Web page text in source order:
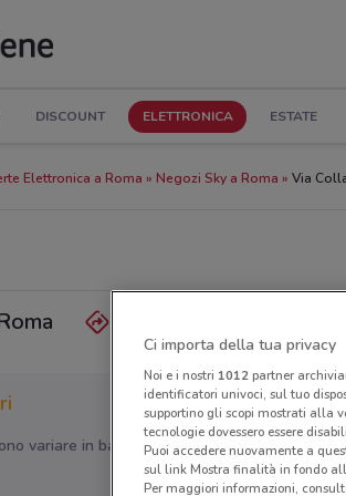
DISCOUNT ELETTRONICA ESTATE
Elettronica a Roma Negozi Sky a Roma Via
variare in base agli ultimi provvedimenti
Ci importa della tua privacy
Noi e i nostri 1012partner
identificatori univoci, sul tuo
supportino gli scopi mostrati alla
tecnologie dovessero essere
Puoi accedere nuovamente a
sul link Mostra finalità in fondo
Per maggiori informazioni,